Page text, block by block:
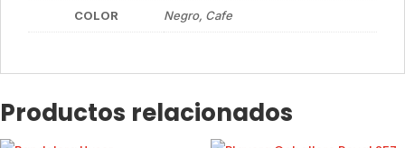
COLOR Negro, Cafe
Productos relacionados